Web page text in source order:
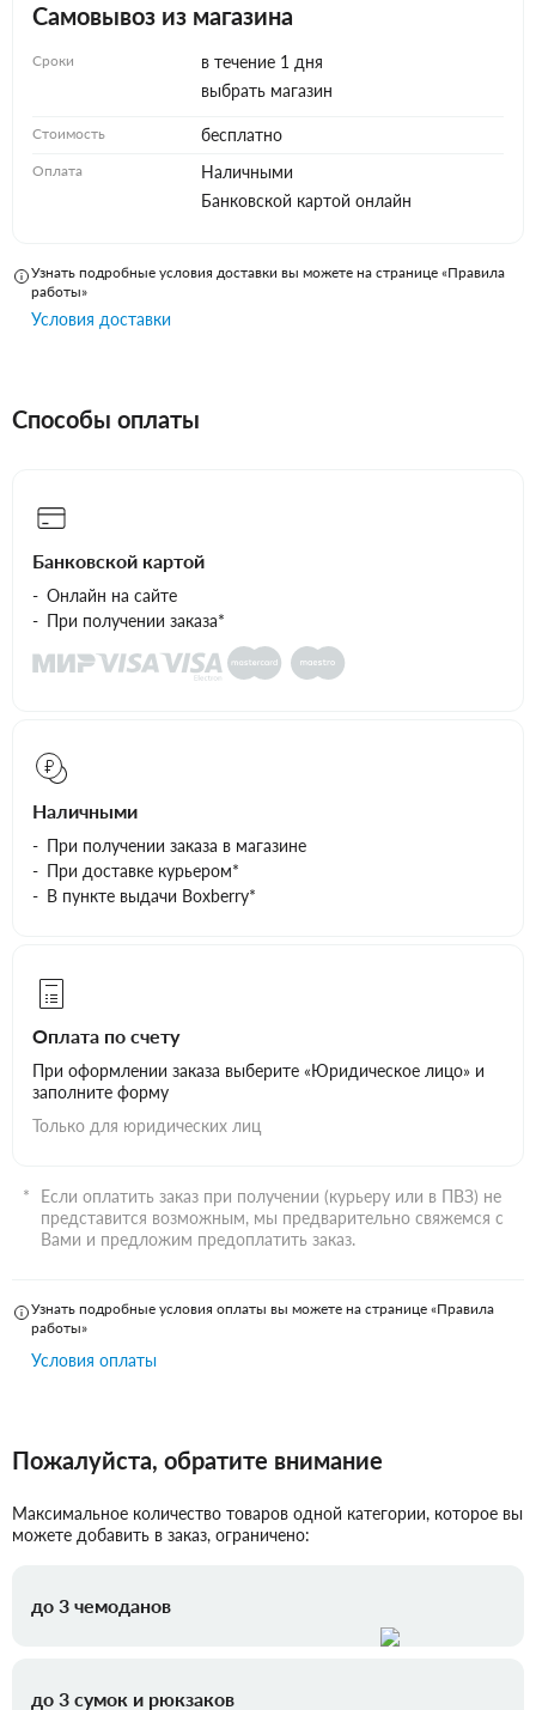
Самовывоз из магазина
Сроки
в течение 1 дня
выбрать магазин
Стоимость бесплатно
Оплата
Наличными
Банковской картой онлайн
Узнать подробные условия доставки вы можете на странице «Правила
работы»
Условия доставки
Способы оплаты
Банковской картой
Онлайн на сайте
При получении заказа*
Наличными
При получении заказа в магазине
При доставке курьером*
В пункте выдачи Boxberry*
Оплата по счету
При оформлении заказа выберите «Юридическое лицо» и
заполните форму
Только для юридических лиц
Если оплатить заказ при получении (курьеру или в ПВЗ) не
представится возможным, мы предварительно свяжемся с
Вами и предложим предоплатить заказ.
Узнать подробные условия оплаты вы можете на странице «Правила
работы»
Условия оплаты
Пожалуйста, обратите внимание
Максимальное количество товаров одной категории, которое вы
можете добавить в заказ, ограничено:
до 3 чемоданов
до 3 сумок и рюкзаков